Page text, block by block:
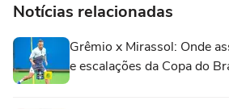
Notícias relacionadas
Grêmio x Mirassol: Onde
e escalações da Copa do